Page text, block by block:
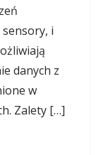
i
danych z
w
Zalety […]